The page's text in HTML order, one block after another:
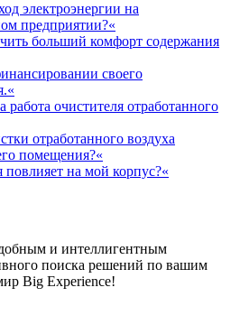
электроэнергии на
предприятии?«
больший комфорт содержания
своего
работа очистителя отработанного
отработанного воздуха
помещения?«
на мой корпус?«
и интеллигентным
поиска решений по вашим
Big Experience!